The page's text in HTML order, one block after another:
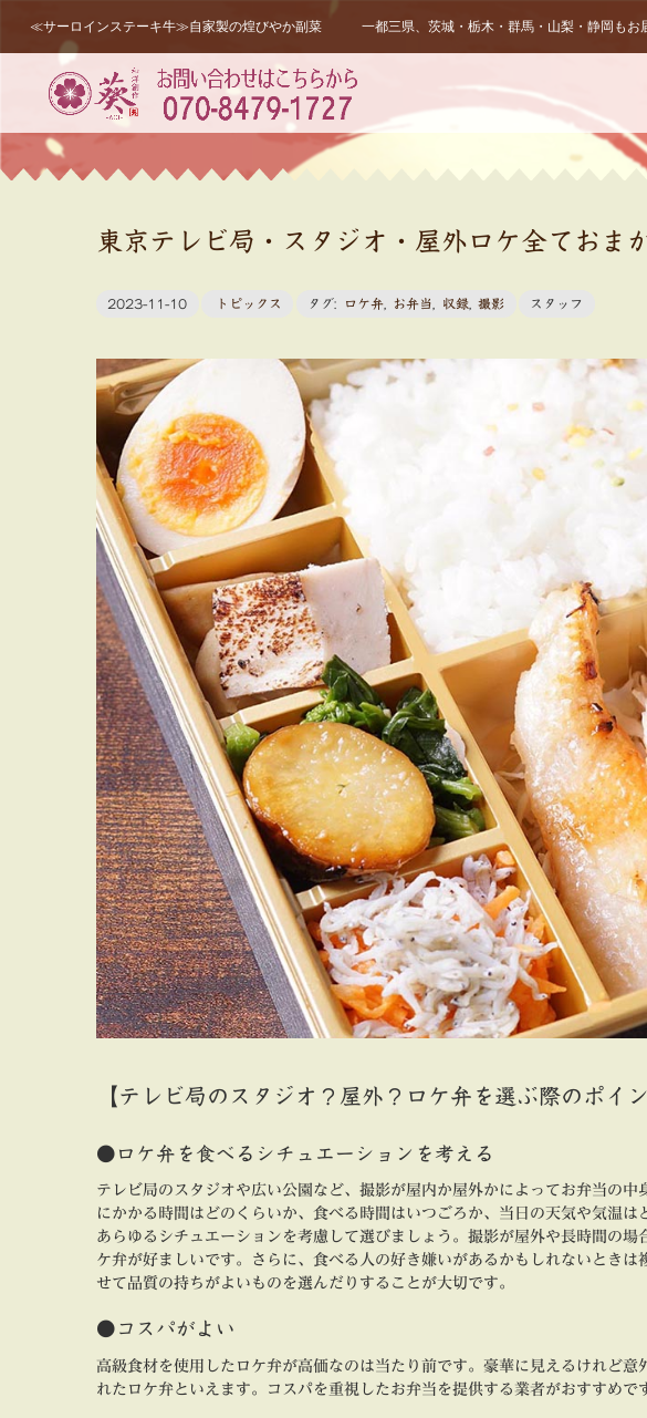
≪サーロインステーキ牛≫自家製の煌びやか副菜 一都三県、茨城・栃木・群馬・山梨・静岡もお
東京テレビ局・スタジオ・屋外ロケ全ておま
2023-11-10 トピックス タグ: ロケ弁, お弁当 収録, 撮影 スタッフ
【テレビ局のスタジオ？屋外？ロケ弁を選ぶ際のポイン
●ロケ弁を食べるシチュエーションを考える
テレビ局のスタジオや広い公園など、撮影が屋内か屋外かによってお弁当の
にかかる時間はどのくらいか、食べる時間はいつごろか、当日の天気や気温
あらゆるシチュエーションを考慮して選びましょう。撮影が屋外や長時間の
ケ弁が好ましいです。さらに、食べる人の好き嫌いがあるかもしれないとき
せて品質の持ちがよいものを選んだりすることが大切です。
●コスパがよい
高級食材を使用したロケ弁が高価なのは当たり前です。豪華に見えるけれど
れたロケ弁といえます。コスパを重視したお弁当を提供する業者がおすすめで